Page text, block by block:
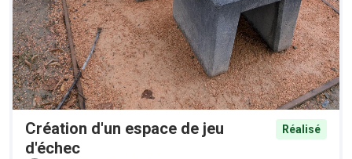
Création d'un espace de jeu
d'échec
Réalisé